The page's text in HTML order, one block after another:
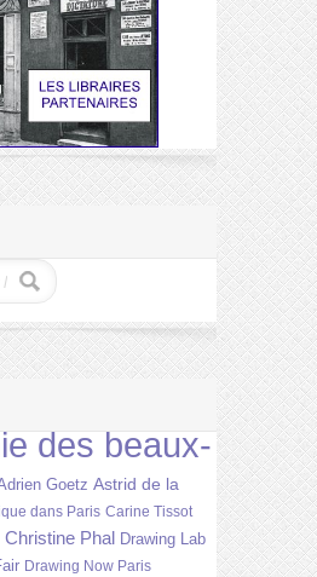
des beaux-
Goetz Astrid de la
dans Paris Carine Tissot
Christine Phal Drawing Lab
Drawing Now Paris